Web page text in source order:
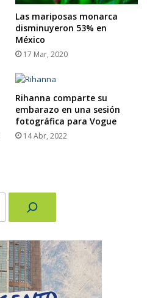
Las mariposas monarca
disminuyeron 53% en
México
17 Mar, 2020
Rihanna comparte su
embarazo en una sesión
fotográfica para Vogue
14 Abr, 2022